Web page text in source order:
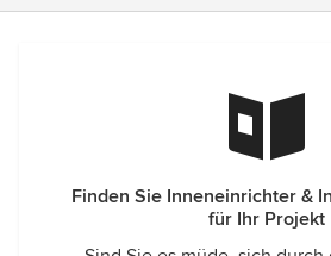
Finden Sie Inneneinrichter &
für Ihr Projekt